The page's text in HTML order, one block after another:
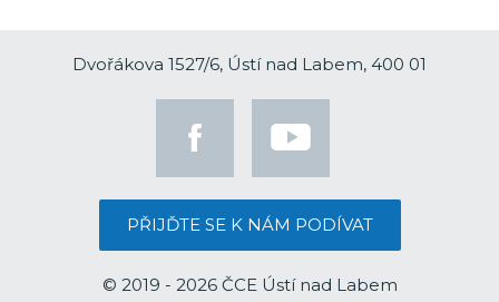
Dvořákova 1527/6, Ústí nad Labem, 400 01
PŘIJĎTE SE K NÁM PODÍVAT
© 2019 - 2026 ČCE Ústí nad Labem